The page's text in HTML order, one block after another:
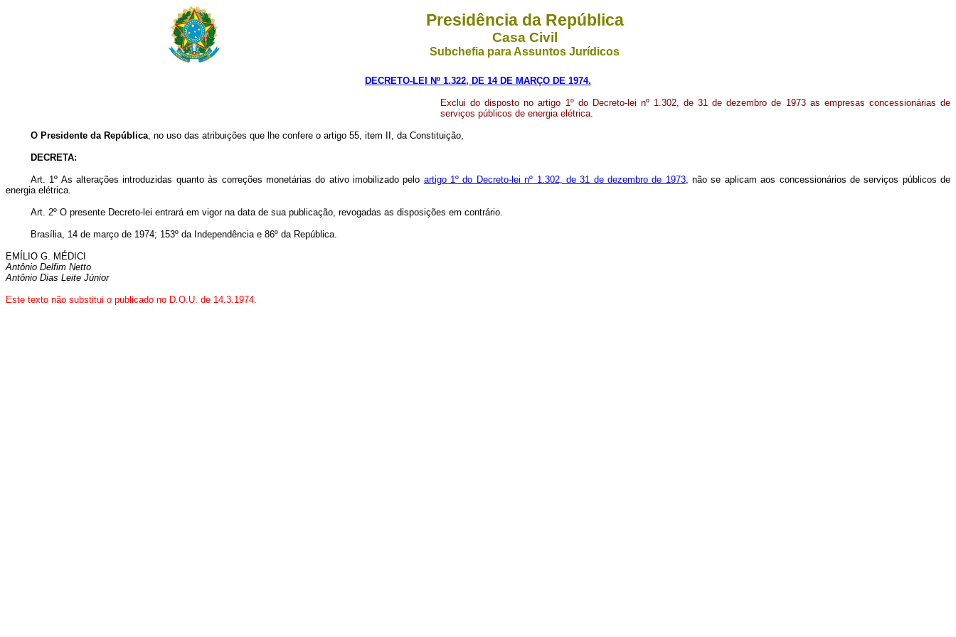
Presidência da República
Casa Civil
Subchefia para Assuntos Jurídicos
DECRETO-LEI Nº 1.322, DE 14 DE MARÇO DE 1974.
Exclui do disposto no artigo 1º do Decreto-lei nº 1.302, de 31 de dezembro de 1973 as empresas concessionárias de
serviços públicos de energia elétrica.
O Presidente da República, no uso das atribuições que lhe confere o artigo 55, item II, da Constituição,
DECRETA:
Art. 1º As alterações introduzidas quanto às correções monetárias do ativo imobilizado pelo artigo 1º do Decreto-lei nº 1.302, de 31 de dezembro de 1973, não se aplicam aos concessionários de serviços públicos de
energia elétrica.
Art. 2º O presente Decreto-lei entrará em vigor na data de sua publicação, revogadas as disposições em contrário.
Brasília, 14 de março de 1974; 153º da Independência e 86º da República.
EMÍLIO G. MÉDICI
Antônio Delfim Netto
Antônio Dias Leite Júnior
Este texto não substitui o publicado no D.O.U. de 14.3.1974.